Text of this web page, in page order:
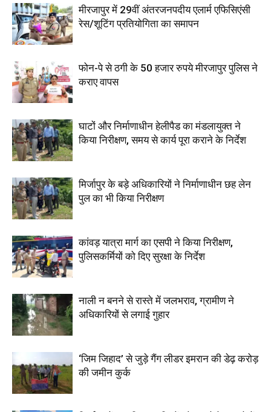
मीरजापुर में 29वीं अंतरजनपदीय एलार्म एफिसिएंसी
रेस/शूटिंग प्रतियोगिता का समापन
फोन-पे से ठगी के 50 हजार रुपये मीरजापुर पुलिस ने
कराए वापस
घाटों और निर्माणाधीन हेलीपैड का मंडलायुक्त ने
किया निरीक्षण, समय से कार्य पूरा कराने के निर्देश
मिर्जापुर के बड़े अधिकारियों ने निर्माणाधीन छह लेन
पुल का भी किया निरीक्षण
कांवड़ यात्रा मार्ग का एसपी ने किया निरीक्षण,
पुलिसकर्मियों को दिए सुरक्षा के निर्देश
नाली न बनने से रास्ते में जलभराव, ग्रामीण ने
अधिकारियों से लगाई गुहार
‘जिम जिहाद’ से जुड़े गैंग लीडर इमरान की डेढ़ करोड़
की जमीन कुर्क